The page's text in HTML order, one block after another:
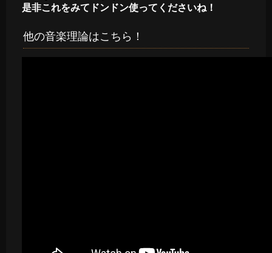
是非これをみてドンドン使ってくださいね！
他の音楽理論はこちら！